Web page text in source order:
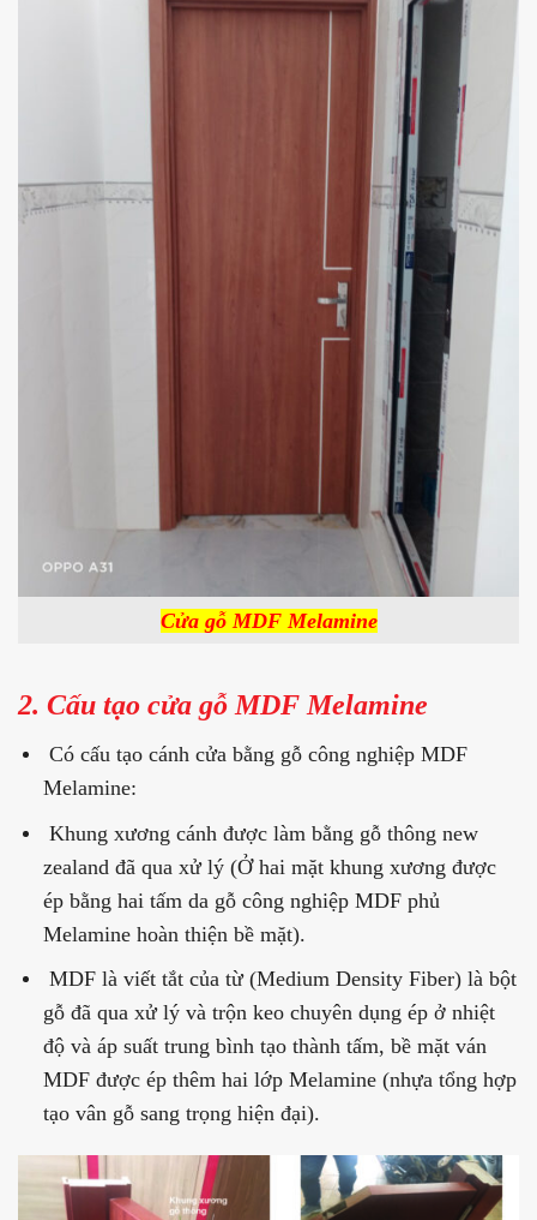
Cửa gỗ MDF Melamine
2. Cấu tạo cửa gỗ MDF Melamine
Có cấu tạo cánh cửa bằng gỗ công nghiệp MDF
Melamine:
Khung xương cánh được làm bằng gỗ thông new
zealand đã qua xử lý (Ở hai mặt khung xương được
ép bằng hai tấm da gỗ công nghiệp MDF phủ
Melamine hoàn thiện bề mặt).
MDF là viết tắt của từ (Medium Density Fiber) là bột
gỗ đã qua xử lý và trộn keo chuyên dụng ép ở nhiệt
độ và áp suất trung bình tạo thành tấm, bề mặt ván
MDF được ép thêm hai lớp Melamine (nhựa tổng hợp
tạo vân gỗ sang trọng hiện đại).